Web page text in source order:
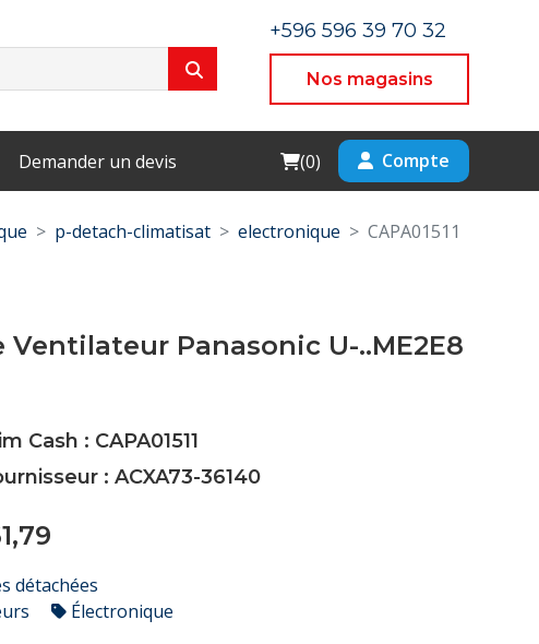
+596 596 39 70 32
Nos magasins
Demander un devis Cart
(0) Compte
p-detach-climatisat electronique CAPA01511
Ventilateur Panasonic U-..ME2E8
Cash : CAPA01511
: ACXA73-36140
détachées
Électronique